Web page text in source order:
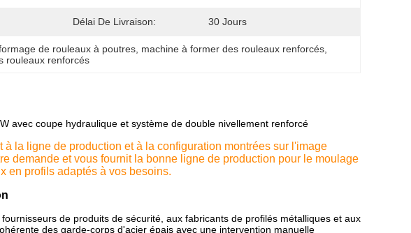
Délai De Livraison: 30 Jours
de rouleaux à poutres machine à former des rouleaux renforcés
rouleaux renforcés
avec coupe hydraulique et système de double nivellement renforcé
la ligne de production et à la configuration montrées sur l'image
demande et vous fournit la bonne ligne de production pour le moulage
en profils adaptés à vos besoins.
de produits de sécurité, aux fabricants de profilés métalliques et aux
des garde-corps d'acier épais avec une intervention manuelle